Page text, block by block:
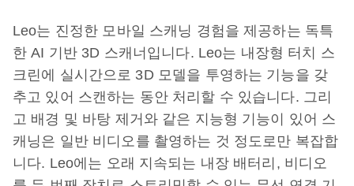
Leo는 진정한 모바일 스캐닝 경험을 제공하는 독특
한 AI 기반 3D 스캐너입니다. Leo는 내장형 터치 스
크린에 실시간으로 3D 모델을 투영하는 기능을 갖
추고 있어 스캔하는 동안 처리할 수 있습니다. 그리
고 배경 및 바탕 제거와 같은 지능형 기능이 있어 스
캐닝은 일반 비디오를 촬영하는 것 정도로만 복잡합
니다. Leo에는 오래 지속되는 내장 배터리, 비디오